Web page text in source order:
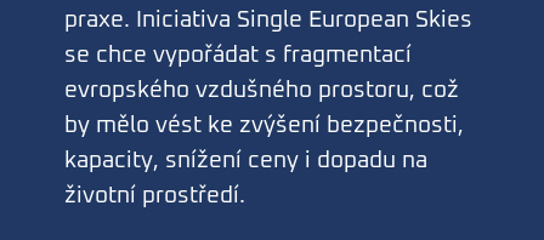
praxe. Iniciativa Single European Skies
se chce vypořádat s fragmentací
evropského vzdušného prostoru, což
by mělo vést ke zvýšení bezpečnosti,
kapacity, snížení ceny i dopadu na
životní prostředí.